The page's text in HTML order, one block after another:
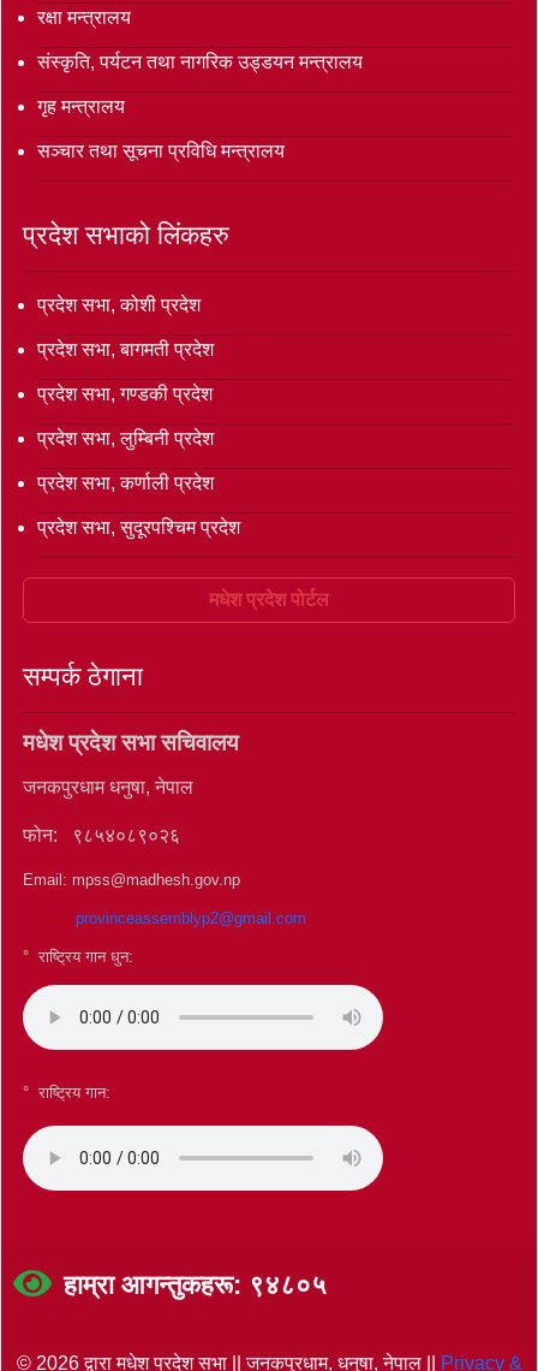
रक्षा मन्त्रालय
संस्कृति, पर्यटन तथा नागरिक उड्डयन मन्त्रालय
गृह मन्त्रालय
सञ्‍चार तथा सूचना प्रविधि मन्त्रालय
प्रदेश सभाको लिंकहरु
प्रदेश सभा, कोशी प्रदेश
प्रदेश सभा, बागमती प्रदेश
प्रदेश सभा, गण्डकी प्रदेश
प्रदेश सभा, लुम्बिनी प्रदेश
प्रदेश सभा, कर्णाली प्रदेश
प्रदेश सभा, सुदूरपश्चिम प्रदेश
मधेश प्रदेश पोर्टल
सम्पर्क ठेगाना
मधेश प्रदेश सभा सचिवालय
जनकपुरधाम धनुषा, नेपाल
फोन: ९८५४०८९०२६
Email: mpss@madhesh.gov.np
provinceassemblyp2@gmail.com
° राष्ट्रिय गान धुन:
° राष्ट्रिय गान:
हाम्रा आगन्तुकहरू: ९४८०५
© 2026 द्वारा मधेश प्रदेश सभा || जनकपुरधाम, धनुषा, नेपाल || Privacy &